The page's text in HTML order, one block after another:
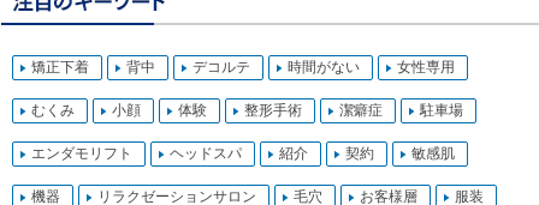
矯正下着 背中 デコルテ 時間がない 女性専用
むくみ 小顔 体験 整形手術 潔癖症 駐車場
エンダモリフト ヘッドスパ 紹介 契約 敏感肌
機器 リラクゼーションサロン 毛穴 お客様層 服装